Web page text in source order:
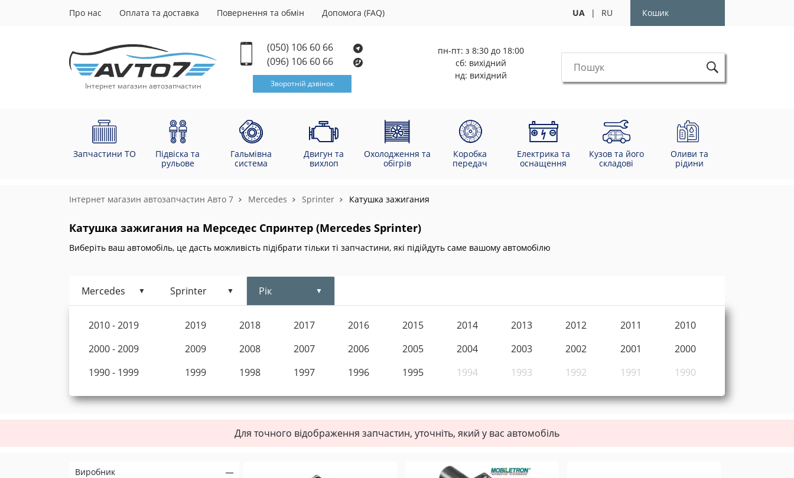
Про нас Оплата та доставка Повернення та обмін Допомога (FAQ) UA | RU Кошик
Інтернет магазин автозапчастин
(050) 106 60 66
(096) 106 60 66
Зворотній дзвінок
пн-пт: з 8:30 до 18:00
сб: вихідний
нд: вихідний
Запчастини ТО
Підвіска та
рульове
Гальмівна
система
Двигун та
вихлоп
Охолодження та
обігрів
Коробка
передач
Електрика та
оснащення
Кузов та його
складові
Оливи та
рідини
Інтернет магазин автозапчастин Авто 7 Mercedes Sprinter Катушка зажигания
Катушка зажигания на Мерседес Спринтер (Mercedes Sprinter)
Виберіть ваш автомобіль, це дасть можливість підібрати тільки ті запчастини, які підійдуть саме вашому автомобілю
Mercedes Sprinter Рік
2010 - 2019 2019 2018 2017 2016 2015 2014 2013 2012 2011
2010
2000 - 2009
2009 2008 2007 2006 2005 2004 2003 2002 2001
2000
1990 - 1999
1999 1998 1997 1996 1995 1994 1993 1992 1991 1990
Для точного відображення запчастин, уточніть, який у вас автомобіль
Виробник